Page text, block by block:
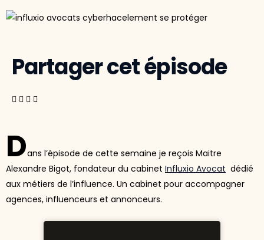
Partager cet épisode
Dans l’épisode de cette semaine je reçois Maitre
Alexandre Bigot, fondateur du cabinet Influxio Avocat dédié
aux métiers de l’influence. Un cabinet pour accompagner
agences, influenceurs et annonceurs.